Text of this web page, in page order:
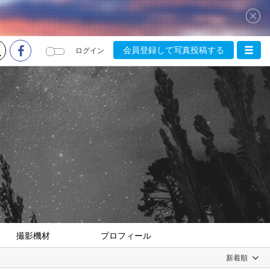
ログイン 会員登録して写真投稿する
撮影機材 プロフィール
新着順